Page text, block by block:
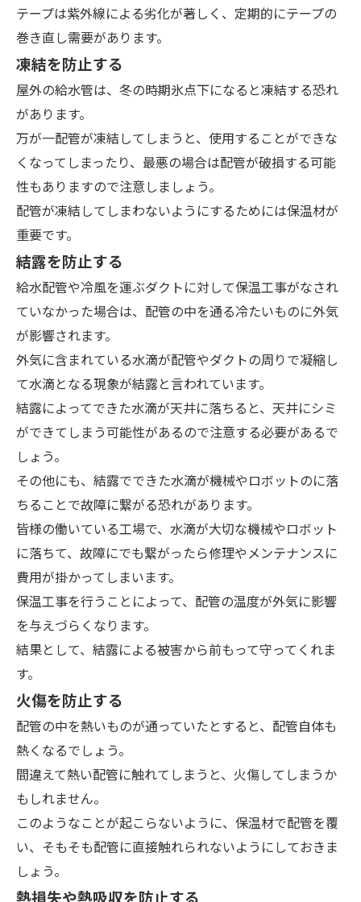
テープは紫外線による劣化が著しく、定期的にテープの
巻き直し需要があります。
凍結を防止する
屋外の給水管は、冬の時期氷点下になると凍結する恐れ
があります。
万が一配管が凍結してしまうと、使用することができな
くなってしまったり、最悪の場合は配管が破損する可能
性もありますので注意しましょう。
配管が凍結してしまわないようにするためには保温材が
重要です。
結露を防止する
給水配管や冷風を運ぶダクトに対して保温工事がなされ
ていなかった場合は、配管の中を通る冷たいものに外気
が影響されます。
外気に含まれている水滴が配管やダクトの周りで凝縮し
て水滴となる現象が結露と言われています。
結露によってできた水滴が天井に落ちると、天井にシミ
ができてしまう可能性があるので注意する必要があるで
しょう。
その他にも、結露でできた水滴が機械やロボットのに落
ちることで故障に繋がる恐れがあります。
皆様の働いている工場で、水滴が大切な機械やロボット
に落ちて、故障にでも繋がったら修理やメンテナンスに
費用が掛かってしまいます。
保温工事を行うことによって、配管の温度が外気に影響
を与えづらくなります。
結果として、結露による被害から前もって守ってくれま
す。
火傷を防止する
配管の中を熱いものが通っていたとすると、配管自体も
熱くなるでしょう。
間違えて熱い配管に触れてしまうと、火傷してしまうか
もしれません。
このようなことが起こらないように、保温材で配管を覆
い、そもそも配管に直接触れられないようにしておきま
しょう。
熱損失や熱吸収を防止する